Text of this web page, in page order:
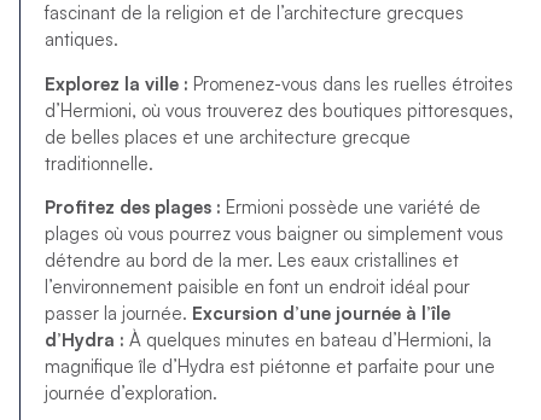
fascinant de la religion et de l’architecture grecques
antiques.
Explorez la ville : Promenez-vous dans les ruelles étroites
d’Hermioni, où vous trouverez des boutiques pittoresques,
de belles places et une architecture grecque
traditionnelle.
Profitez des plages : Ermioni possède une variété de
plages où vous pourrez vous baigner ou simplement vous
détendre au bord de la mer. Les eaux cristallines et
l’environnement paisible en font un endroit idéal pour
passer la journée. Excursion d’une journée à l’île
d’Hydra : À quelques minutes en bateau d’Hermioni, la
magnifique île d’Hydra est piétonne et parfaite pour une
journée d’exploration.